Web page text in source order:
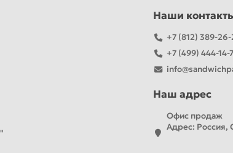
Наши
+7 (812) 389-
+7 (499) 444-14-
Наш адрес
Офис продаж
Адрес: Россия,